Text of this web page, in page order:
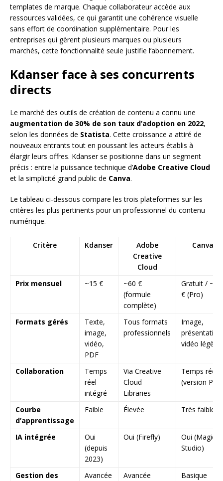
templates de marque. Chaque collaborateur accède aux
ressources validées, ce qui garantit une cohérence visuelle
sans effort de coordination supplémentaire. Pour les
entreprises qui gèrent plusieurs marques ou plusieurs
marchés, cette fonctionnalité seule justifie l’abonnement.
Kdanser face à ses concurrents
directs
Le marché des outils de création de contenu a connu une
augmentation de 30% de son taux d’adoption en 2022,
selon les données de Statista. Cette croissance a attiré de
nouveaux entrants tout en poussant les acteurs établis à
élargir leurs offres. Kdanser se positionne dans un segment
précis : entre la puissance technique d’Adobe Creative Cloud
et la simplicité grand public de Canva.
Le tableau ci-dessous compare les trois plateformes sur les
critères les plus pertinents pour un professionnel du contenu
numérique.
Critère Kdanser
Adobe
Creative
Cloud
Canva
Prix mensuel ~15 €
~60 €
(formule
complète)
Gratuit / ~13
€ (Pro)
Formats gérés
Texte,
image,
vidéo,
PDF
Tous formats
professionnels
Image,
vidéo légère
Collaboration
Temps
réel
intégré
Via Creative
Cloud
Libraries
Temps réel
(version Pro)
Courbe
d’apprentissage
Faible Élevée Très faible
IA intégrée
Oui
(depuis
2023)
Oui (Firefly)
Oui (Magic
Studio)
Gestion des
Avancée Avancée
Basique